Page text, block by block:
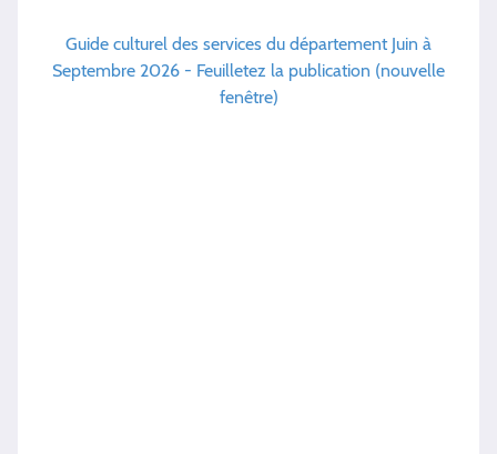
Guide culturel des services du département Juin à
Septembre 2026 - Feuilletez la publication (nouvelle
fenêtre)